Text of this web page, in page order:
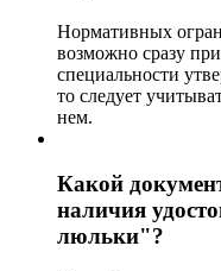
Нормативных
возможно сразу
специальности
то следует
нем.
Какой
наличия
люльки"?